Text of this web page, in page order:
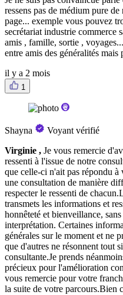
ressens pas de médium pure de
page... exemple vous pouvez
secrétariat industrie commerce
amis , famille, sortie ,
entre amis des généralités mais
il y a 2 mois
1
Shayna
Voyant vérifié
Virginie , Je vous remercie
ressenti à l'issue de notre
que celle-ci n'ait pas répondu à
une consultation de manière
respecter le ressenti de
transmets les informations et
honnêteté et bienveillance,
interprétation. Certaines
générales sur le moment et ne
que d'autres ne résonnent tout
consultante.Je prends
précieux pour l'amélioration
vous remercie pour votre
la suite de votre parcours.Bien